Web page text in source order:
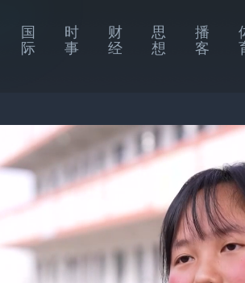
国
际
时
事
财
经
思
想
播
客